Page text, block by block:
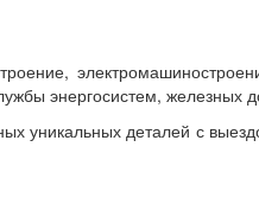
энергосистем, железных
уникальных деталей с